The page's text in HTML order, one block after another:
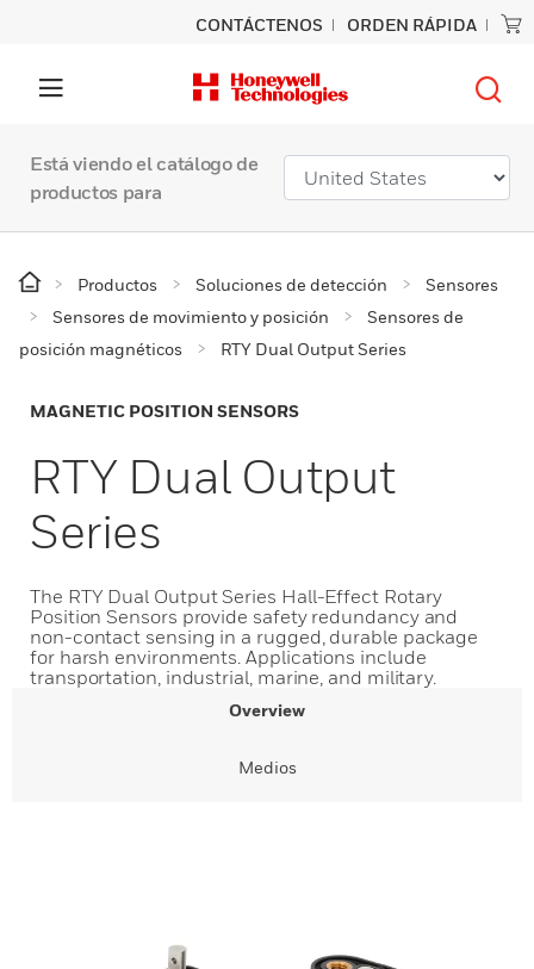
CONTÁCTENOS ORDEN RÁPIDA
Está viendo el catálogo de
productos para
Productos Soluciones de detección
Sensores
Sensores de movimiento y posición
Sensores de
posición magnéticos
RTY Dual Output Series
MAGNETIC POSITION SENSORS
RTY Dual Output
Series
The RTY Dual Output Series Hall-Effect Rotary
Position Sensors provide safety redundancy and
non-contact sensing in a rugged, durable package
for harsh environments. Applications include
transportation, industrial, marine, and military.
Overview
Medios